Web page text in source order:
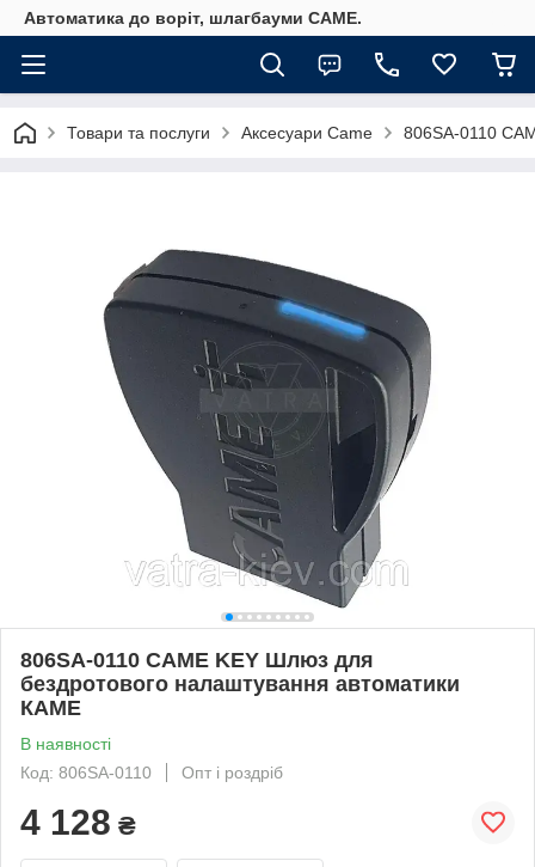
Автоматика до воріт, шлагбауми CAME.
Товари та послуги Аксесуари Came 806SA-0110
806SA-0110 CAME KEY Шлюз для
бездротового налаштування автоматики
КАМЕ
В наявності
Код: 806SA-0110
Опт і роздріб
4 128 ₴